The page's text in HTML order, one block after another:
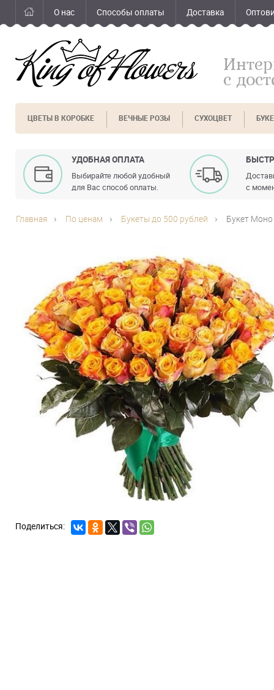
О нас Способы оплаты Доставка
с
ЦВЕТЫ В КОРОБКЕ ВЕЧНЫЕ РОЗЫ СУХОЦВЕТ
УДОБНАЯ ОПЛАТА
Выбирайте любой удобный
для Вас способ оплаты.
с
Главная По ценам Букеты до 500 рублей Букет